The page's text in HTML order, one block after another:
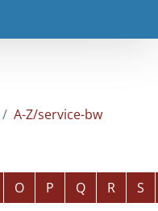
A-Z/service-bw
O P Q R S